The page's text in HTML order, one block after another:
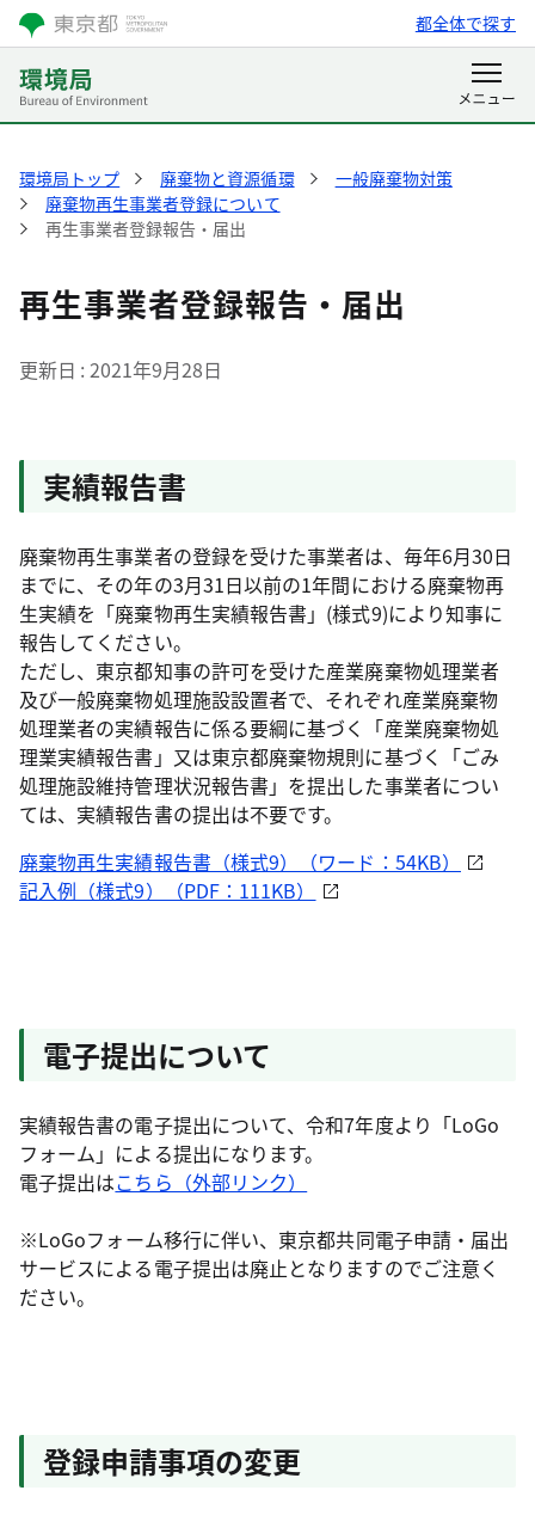
都全体で探す
環境局トップ 廃棄物と資源循環
一般廃棄物対策
廃棄物再生事業者登録について
再生事業者登録報告・届出
再生事業者登録報告・届出
更新日 2021年9月28日
実績報告書
廃棄物再生事業者の登録を受けた事業者は、毎年6月30日
までに、その年の3月31日以前の1年間における廃棄物再
生実績を「廃棄物再生実績報告書」(様式9)により知事に
報告してください。
ただし、東京都知事の許可を受けた産業廃棄物処理業者
及び一般廃棄物処理施設設置者で、それぞれ産業廃棄物
処理業者の実績報告に係る要綱に基づく「産業廃棄物処
理業実績報告書」又は東京都廃棄物規則に基づく「ごみ
処理施設維持管理状況報告書」を提出した事業者につい
ては、実績報告書の提出は不要です。
廃棄物再生実績報告書（様式9）（ワード：54KB）
記入例（様式9）（PDF：111KB）
電子提出について
実績報告書の電子提出について、令和7年度より「LoGo
フォーム」による提出になります。
電子提出はこちら（外部リンク）
※LoGoフォーム移行に伴い、東京都共同電子申請・届出
サービスによる電子提出は廃止となりますのでご注意く
ださい。
登録申請事項の変更